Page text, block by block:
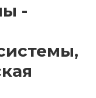
-